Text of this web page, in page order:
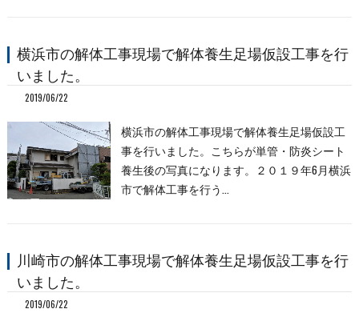
横浜市の解体工事現場で解体養生足場仮設工事を行
いました。
2019/06/22
横浜市の解体工事現場で解体養生足場仮設工
事を行いました。こちらが単管・防炎シート
養生後の写真になります。２０１９年6月横浜
市で解体工事を行う…
川崎市の解体工事現場で解体養生足場仮設工事を行
いました。
2019/06/22